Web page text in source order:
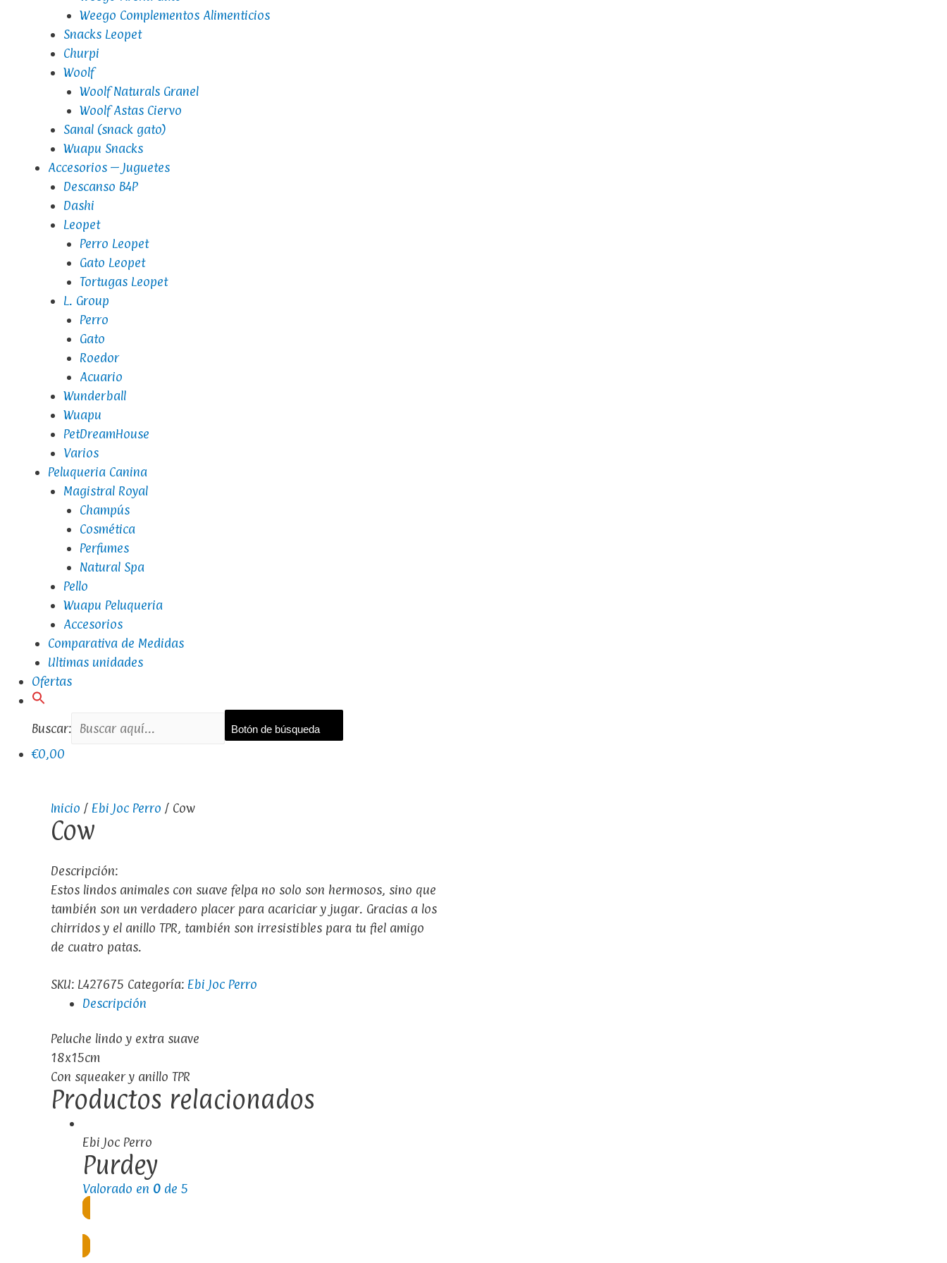
Weego Complementos Alimenticios
Snacks Leopet
Churpi
Woolf
Woolf Naturals Granel
Woolf Astas Ciervo
Sanal (snack gato)
Wuapu Snacks
Accesorios – Juguetes
Descanso B4P
Dashi
Leopet
Perro Leopet
Gato Leopet
Tortugas Leopet
L. Group
Perro
Gato
Roedor
Acuario
Wunderball
Wuapu
PetDreamHouse
Varios
Peluqueria Canina
Magistral Royal
Champús
Cosmética
Perfumes
Natural Spa
Pello
Wuapu Peluqueria
Accesorios
Comparativa de Medidas
Ultimas unidades
Ofertas
Buscar: Botón de búsqueda
€0,00
Inicio / Ebi Joc Perro / Cow
Cow
Descripción:
Estos lindos animales con suave felpa no solo son hermosos, sino que
también son un verdadero placer para acariciar y jugar. Gracias a los
chirridos y el anillo TPR, también son irresistibles para tu fiel amigo
de cuatro patas.
SKU: L427675 Categoría: Ebi Joc Perro
Descripción
Peluche lindo y extra suave
18x15cm
Con squeaker y anillo TPR
Productos relacionados
Ebi Joc Perro
Purdey
Valorado en 0 de 5